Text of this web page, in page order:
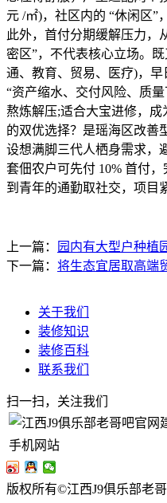
元 /㎡)，社区内的 “休闲区”
此外，首付分期缓解压力，
密区”，不代表核心立场。
通、教育、贸易、医疗)，
“资产缩水、交付风险、质
熬炼解压;适合大宝进修，成
的双优选择？是瑶海区改善
设想满脚三代人栖身需求，
套佃农户可先付 10% 首付
到青年的通勤取社交，项目
上一篇：
园内有大型户种植
下一篇： 将生态宜居取高端
关于我们
装修知识
装修百科
联系我们
扫一扫，关注我们
手机网站
版权所有©江西J9俱乐部老